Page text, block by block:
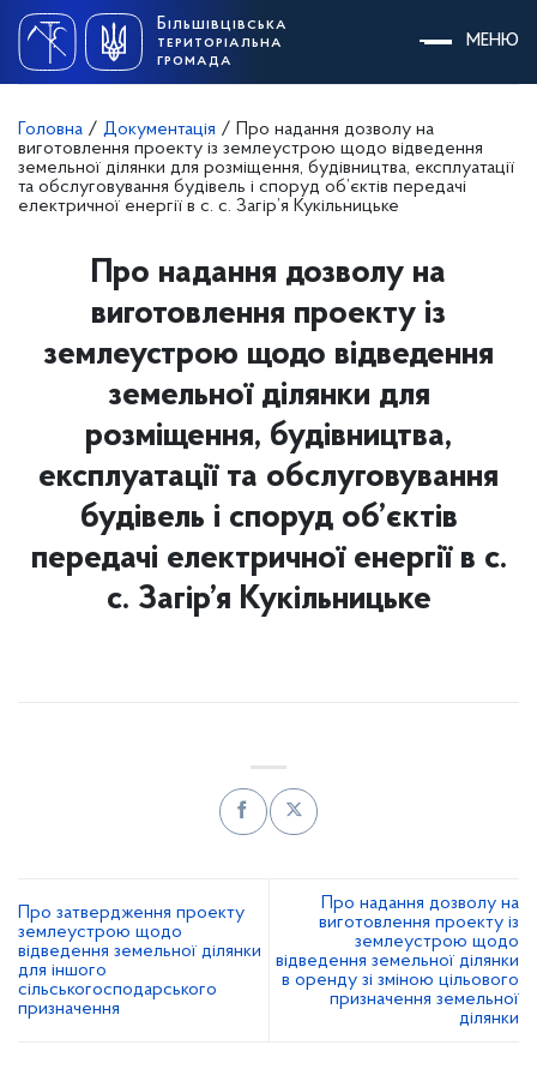
content
Більшівцівська
територіальна
громада
МЕНЮ
Головна / Документація /
Про надання дозволу на
виготовлення проекту із землеустрою щодо відведення
земельної ділянки для розміщення, будівництва, експлуатації
та обслуговування будівель і споруд об’єктів передачі
електричної енергії в с. с. Загір’я Кукільницьке
Про надання дозволу на
виготовлення проекту із
землеустрою щодо відведення
земельної ділянки для
розміщення, будівництва,
експлуатації та обслуговування
будівель і споруд об’єктів
передачі електричної енергії в с.
с. Загір’я Кукільницьке
Про затвердження проекту
землеустрою щодо
відведення земельної ділянки
для іншого
сільськогосподарського
призначення
Про надання дозволу на
виготовлення проекту із
землеустрою щодо
відведення земельної ділянки
в оренду зі зміною цільового
призначення земельної
ділянки